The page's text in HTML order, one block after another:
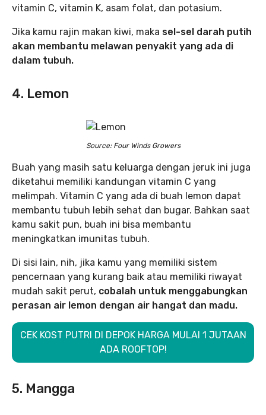
vitamin C, vitamin K, asam folat, dan potasium.
Jika kamu rajin makan kiwi, maka sel-sel darah putih
akan membantu melawan penyakit yang ada di
dalam tubuh.
4. Lemon
Source: Four Winds Growers
Buah yang masih satu keluarga dengan jeruk ini juga
diketahui memiliki kandungan vitamin C yang
melimpah. Vitamin C yang ada di buah lemon dapat
membantu tubuh lebih sehat dan bugar. Bahkan saat
kamu sakit pun, buah ini bisa membantu
meningkatkan imunitas tubuh.
Di sisi lain, nih, jika kamu yang memiliki sistem
pencernaan yang kurang baik atau memiliki riwayat
mudah sakit perut, cobalah untuk menggabungkan
perasan air lemon dengan air hangat dan madu.
CEK KOST PUTRI DI DEPOK HARGA MULAI 1 JUTAAN
ADA ROOFTOP!
5. Mangga